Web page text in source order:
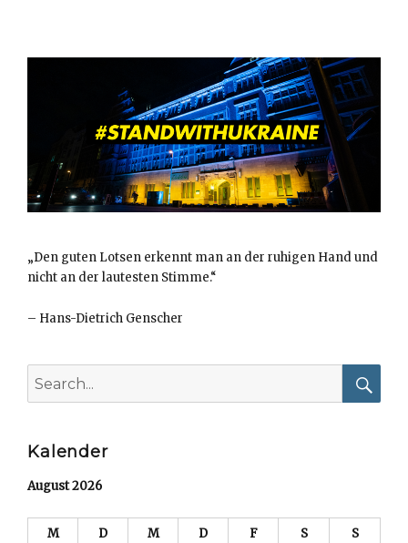
„Den guten Lotsen erkennt man an der ruhigen Hand und
nicht an der lautesten Stimme.“
– Hans-Dietrich Genscher
for:
Kalender
August 2026
M D M D F S
S